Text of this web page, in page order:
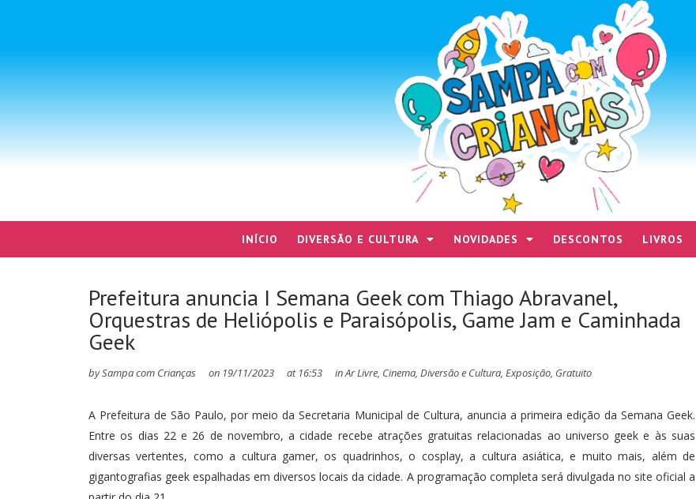
INÍCIO DIVERSÃO E CULTURA NOVIDADES DESCONTOS LIVROS
Prefeitura anuncia I Semana Geek com Thiago Abravanel,
Orquestras de Heliópolis e Paraisópolis, Game Jam e Caminhada
Geek
bySampa com Crianças on 19/11/2023 at 16:53 inAr Livre, Cinema, Diversão e Cultura, Exposição, Gratuito
A Prefeitura de São Paulo, por meio da Secretaria Municipal de Cultura, anuncia a primeira edição da Semana Geek.
Entre os dias 22 e 26 de novembro, a cidade recebe atrações gratuitas relacionadas ao universo geek e às suas
diversas vertentes, como a cultura gamer, os quadrinhos, o cosplay, a cultura asiática, e muito mais, além de
gigantografias geek espalhadas em diversos locais da cidade. A programação completa será divulgada no site oficial a